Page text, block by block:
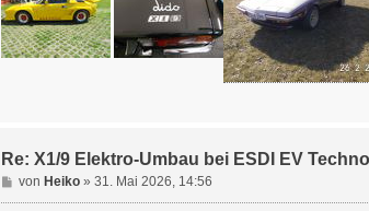
Re: X1/9 Elektro-Umbau bei ESDI EV
B
e
von Heiko» 31. Mai 2026, 14:56